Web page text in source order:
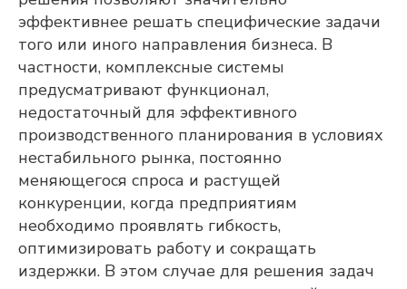
эффективнее решать специфические задачи
того или иного направления бизнеса. В
частности, комплексные системы
предусматривают функционал,
недостаточный для эффективного
производственного планирования в условиях
нестабильного рынка, постоянно
меняющегося спроса и растущей
конкуренции, когда предприятиям
необходимо проявлять гибкость,
оптимизировать работу и сокращать
издержки. В этом случае для решения задач